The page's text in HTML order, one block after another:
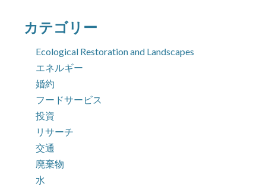
象:
カテゴリー
Ecological Restoration and Landscapes
エネルギー
婚約
フードサービス
投資
リサーチ
交通
廃棄物
水